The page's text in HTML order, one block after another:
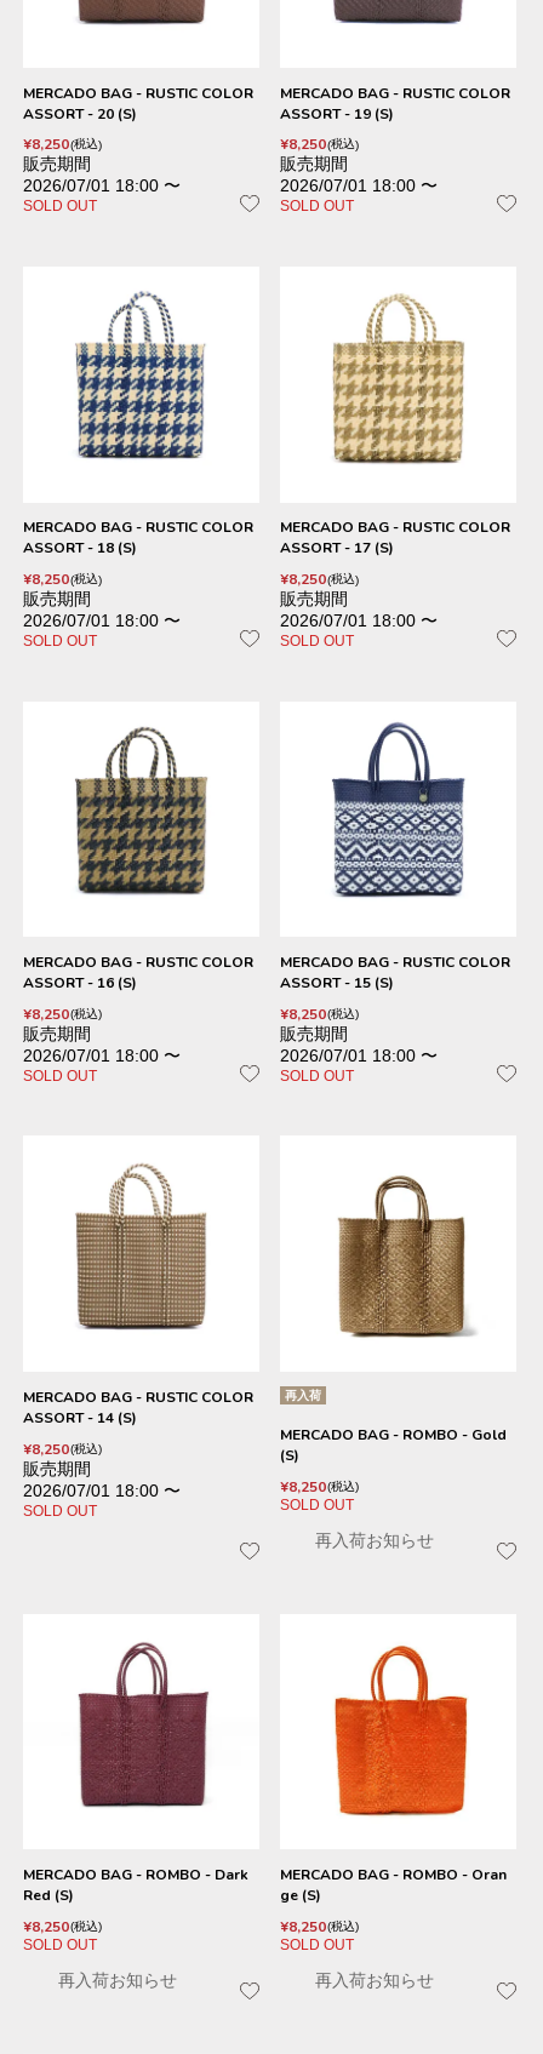
MERCADO BAG - RUSTIC COLOR
ASSORT - 20 (S)
¥8,250 税込
販売期間
2026/07/01 18:00 〜
SOLD OUT
MERCADO BAG - RUSTIC COLOR
ASSORT - 19 (S)
¥8,250 税込
販売期間
2026/07/01 18:00 〜
SOLD OUT
MERCADO BAG - RUSTIC COLOR
ASSORT - 18 (S)
¥8,250 税込
販売期間
2026/07/01 18:00 〜
SOLD OUT
MERCADO BAG - RUSTIC COLOR
ASSORT - 17 (S)
¥8,250 税込
販売期間
2026/07/01 18:00 〜
SOLD OUT
MERCADO BAG - RUSTIC COLOR
ASSORT - 16 (S)
¥8,250 税込
販売期間
2026/07/01 18:00 〜
SOLD OUT
MERCADO BAG - RUSTIC COLOR
ASSORT - 15 (S)
¥8,250 税込
販売期間
2026/07/01 18:00 〜
SOLD OUT
MERCADO BAG - RUSTIC COLOR
ASSORT - 14 (S)
¥8,250 税込
販売期間
2026/07/01 18:00 〜
SOLD OUT
再入荷
MERCADO BAG - ROMBO - Gold
(S)
¥8,250 税込
SOLD OUT
再入荷お知らせ
MERCADO BAG - ROMBO - Dark
Red (S)
¥8,250 税込
SOLD OUT
再入荷お知らせ
MERCADO BAG - ROMBO - Oran
ge (S)
¥8,250 税込
SOLD OUT
再入荷お知らせ